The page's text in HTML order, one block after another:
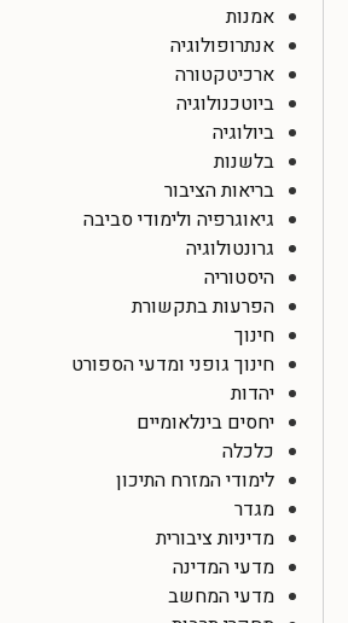
אמנות
אנתרופולוגיה
ארכיטקטורה
ביוטכנולוגיה
ביולוגיה
בלשנות
בריאות הציבור
גיאוגרפיה ולימודי סביבה
גרונטולוגיה
היסטוריה
הפרעות בתקשורת
חינוך
חינוך גופני ומדעי הספורט
יהדות
יחסים בינלאומיים
כלכלה
לימודי המזרח התיכון
מגדר
מדיניות ציבורית
מדעי המדינה
מדעי המחשב